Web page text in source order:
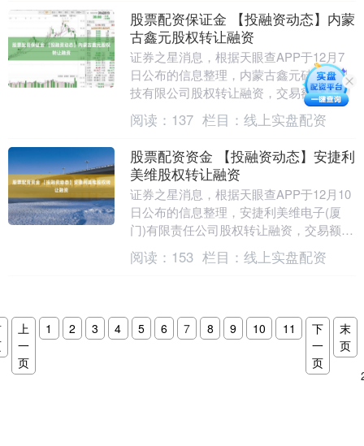
股票配资保证金 【投融资动态】内蒙
古鑫元股权转让融资
证券之星消息，根据天眼查APP于12月7
日公布的信息整理，内蒙古鑫元硅材料科
技有限公司股权转让融资，交易额未披
露。 内蒙古鑫元是一家颗粒硅生产商，专
注于颗粒硅的....
阅读： 137 栏目： 线上实盘配资
股票配资资金 【投融资动态】安捷利
美维股权转让融资
证券之星消息，根据天眼查APP于12月10
日公布的信息整理，安捷利美维电子(厦
门)有限责任公司股权转让融资，交易额未
披露。 安捷利美维电子(厦门)有限责任公
司成....
阅读： 153 栏目： 线上实盘配资
上
一
页
1 2 3 4 5 6 7 8 9 10 11
下
一
页
末
页